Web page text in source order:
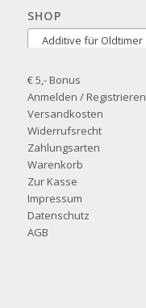
SHOP
Additive für Oldtimer
€ 5,- Bonus
Anmelden / Registrieren
Versandkosten
Widerrufsrecht
Zahlungsarten
Warenkorb
Zur Kasse
Impressum
Datenschutz
AGB